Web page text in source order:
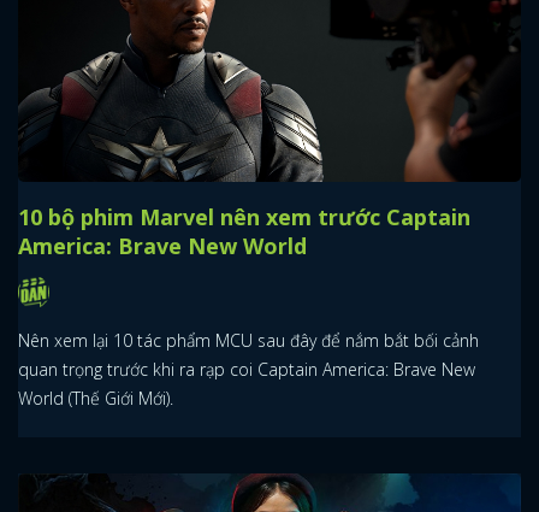
10 bộ phim Marvel nên xem trước Captain
America: Brave New World
Nên xem lại 10 tác phẩm MCU sau đây để nắm bắt bối cảnh
quan trọng trước khi ra rạp coi Captain America: Brave New
World (Thế Giới Mới).